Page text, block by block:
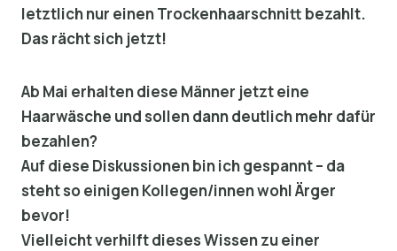
letztlich nur einen Trockenhaarschnitt bezahlt.
Das rächt sich jetzt!
Ab Mai erhalten diese Männer jetzt eine
Haarwäsche und sollen dann deutlich mehr dafür
bezahlen?
Auf diese Diskussionen bin ich gespannt – da
steht so einigen Kollegen/innen wohl Ärger
bevor!
Vielleicht verhilft dieses Wissen zu einer